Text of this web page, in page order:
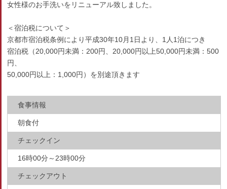
女性様のお手洗いをリニューアル致しました。
＜宿泊税について＞
京都市宿泊税条例により平成30年10月1日より、1人1泊につき
宿泊税（20,000円未満：200円、20,000円以上50,000円未満：500
円、
50,000円以上：1,000円）を別途頂きます
食事情報
朝食付
チェックイン
16時00分～23時00分
チェックアウト